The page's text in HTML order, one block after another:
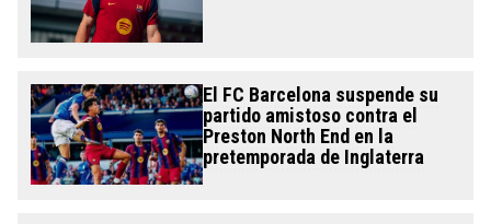
El FC Barcelona suspende su
partido amistoso contra el
Preston North End en la
pretemporada de Inglaterra